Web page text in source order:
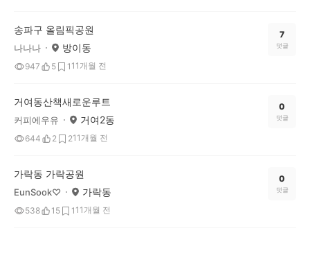
송파구 올림픽공원
나나나 방이동
947 5 1 11개월 전
7
댓글
거여동산책새로운루트
커피에우유 거여2동
644 2 211개월 전
0
댓글
가락동 가락공원
EunSook♡ 가락동
538 15 1 11개월 전
0
댓글